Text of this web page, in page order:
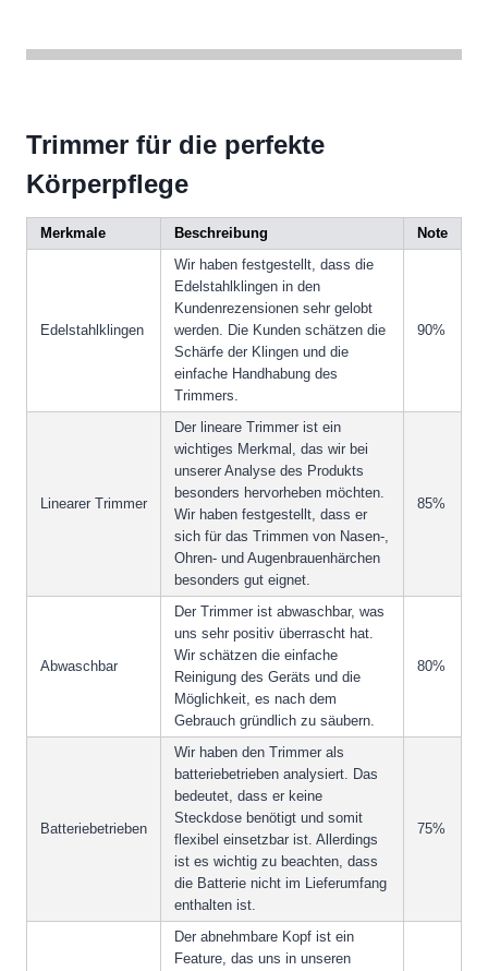
Trimmer für die perfekte
Körperpflege
Merkmale Beschreibung Note
Edelstahlklingen
Wir haben festgestellt, dass die
Edelstahlklingen in den
Kundenrezensionen sehr gelobt
werden. Die Kunden schätzen die
Schärfe der Klingen und die
einfache Handhabung des
Trimmers.
90%
Linearer Trimmer
Der lineare Trimmer ist ein
wichtiges Merkmal, das wir bei
unserer Analyse des Produkts
besonders hervorheben möchten.
Wir haben festgestellt, dass er
sich für das Trimmen von Nasen-,
Ohren- und Augenbrauenhärchen
besonders gut eignet.
85%
Abwaschbar
Der Trimmer ist abwaschbar, was
uns sehr positiv überrascht hat.
Wir schätzen die einfache
Reinigung des Geräts und die
Möglichkeit, es nach dem
Gebrauch gründlich zu säubern.
80%
Batteriebetrieben
Wir haben den Trimmer als
batteriebetrieben analysiert. Das
bedeutet, dass er keine
Steckdose benötigt und somit
flexibel einsetzbar ist. Allerdings
ist es wichtig zu beachten, dass
die Batterie nicht im Lieferumfang
enthalten ist.
75%
Der abnehmbare Kopf ist ein
Feature, das uns in unseren